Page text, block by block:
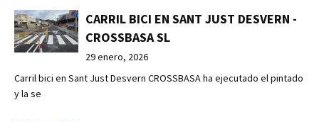
CARRIL BICI EN SANT JUST DESVERN -
CROSSBASA SL
29 enero, 2026
Carril bici en Sant Just Desvern CROSSBASA ha ejecutado el pintado
y la se